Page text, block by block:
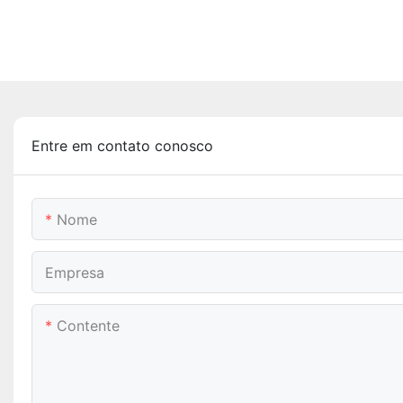
Entre em contato conosco
Nome
Empresa
Contente